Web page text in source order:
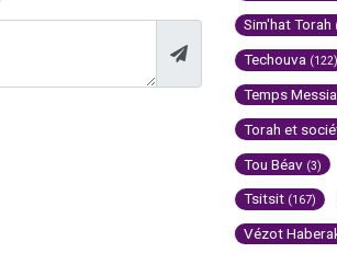
Sim'hat Torah
Techouva (122)
Temps
Torah et
Tou Béav (3)
Tsitsit (167)
Vézot